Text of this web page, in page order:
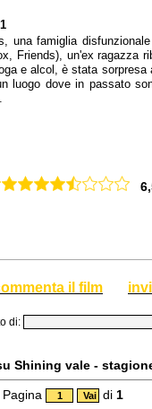
una famiglia
Friends), un'ex ragazza
e alcol, è stata sorpresa
luogo dove in passato
il film
di:
Shining vale -
Pagina di 1